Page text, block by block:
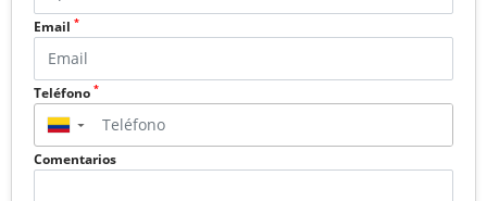
Email *
Teléfono *
▼
Comentarios